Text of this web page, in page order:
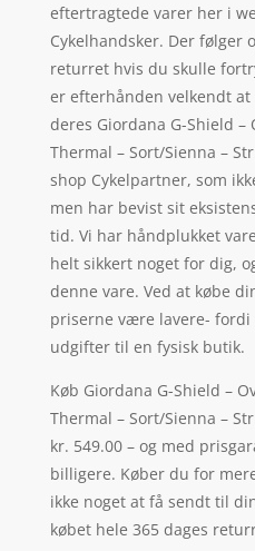
eftertragtede varer her i
Cykelhandsker. Der følger
returret hvis du skulle
er efterhånden velkendt
deres Giordana G-Shield –
Thermal – Sort/Sienna –
shop Cykelpartner, som
men har bevist sit
tid. Vi har håndplukket
helt sikkert noget for dig,
denne vare. Ved at købe
priserne være lavere- fordi
udgifter til en fysisk butik.
Køb Giordana G-Shield –
Thermal – Sort/Sienna –
kr. 549.00 – og med
billigere. Køber du for
ikke noget at få sendt til
købet hele 365 dages